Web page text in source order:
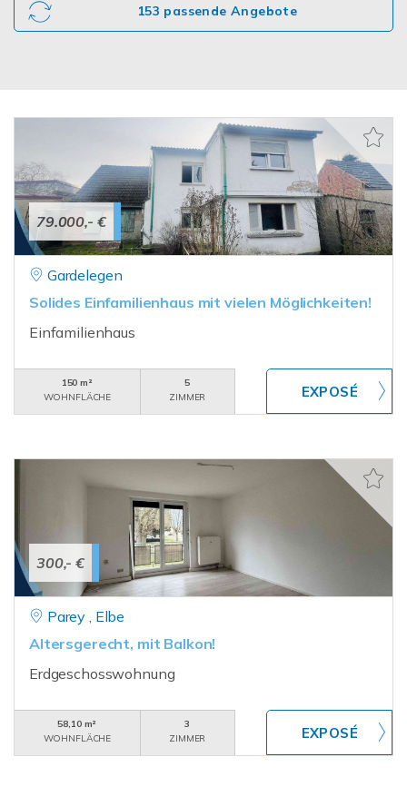
153 passende Angebote
79.000,- €
Gardelegen
Solides Einfamilienhaus mit vielen Möglichkeiten!
Einfamilienhaus
150 m²
WOHNFLÄCHE
5
ZIMMER
300,- €
Parey , Elbe
Altersgerecht, mit Balkon!
Erdgeschosswohnung
58,10 m²
WOHNFLÄCHE
3
ZIMMER